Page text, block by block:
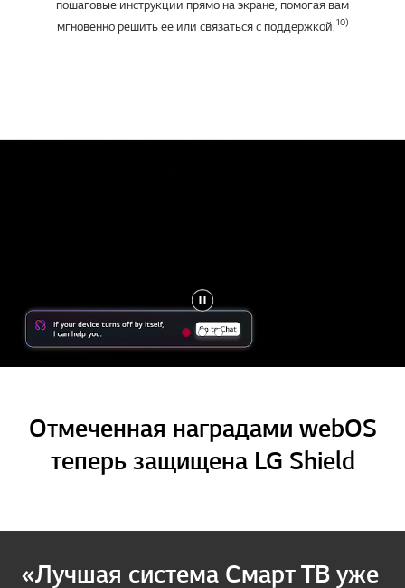
пошаговые инструкции прямо на экране, помогая вам
мгновенно решить ее или связаться с поддержкой.10)
1
o
f
2
o
f
3
o
f
Отмеченная наградами webOS
теперь защищена LG Shield
«Лучшая система Смарт ТВ уже